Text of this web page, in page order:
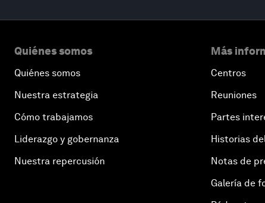
Quiénes somos
Quiénes somos
Nuestra estrategia
Cómo trabajamos
Liderazgo y gobernanza
Nuestra repercusión
Más
Centros
Reuniones
Partes
Historias
Notas de
Galería de